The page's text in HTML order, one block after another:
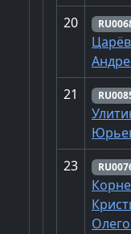
20
21
23